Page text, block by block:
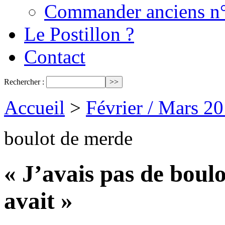
Commander anciens
Le Postillon ?
Contact
Rechercher :
Accueil > Février / Mars
boulot de merde
« J’avais pas de
avait »